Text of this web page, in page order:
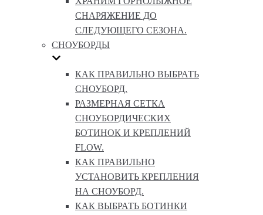
СНАРЯЖЕНИЕ ДО
СЛЕДУЮЩЕГО СЕЗОНА.
СНОУБОРДЫ
КАК ПРАВИЛЬНО ВЫБРАТЬ
СНОУБОРД.
РАЗМЕРНАЯ СЕТКА
СНОУБОРДИЧЕСКИХ
БОТИНОК И КРЕПЛЕНИЙ
FLOW.
КАК ПРАВИЛЬНО
УСТАНОВИТЬ КРЕПЛЕНИЯ
НА СНОУБОРД.
КАК ВЫБРАТЬ БОТИНКИ